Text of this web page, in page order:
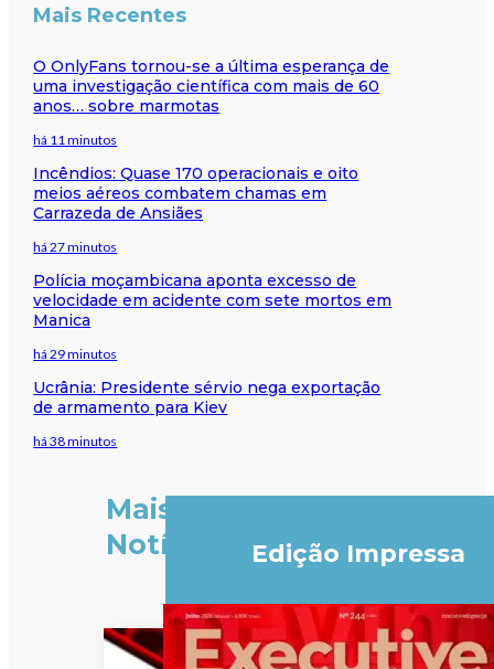
Mais Recentes
O OnlyFans tornou-se a última esperança de
uma investigação científica com mais de 60
anos… sobre marmotas
há 11 minutos
Incêndios: Quase 170 operacionais e oito
meios aéreos combatem chamas em
Carrazeda de Ansiães
há 27 minutos
Polícia moçambicana aponta excesso de
velocidade em acidente com sete mortos em
Manica
há 29 minutos
Ucrânia: Presidente sérvio nega exportação
de armamento para Kiev
há 38 minutos
Mais
Notícias
Edição Impressa